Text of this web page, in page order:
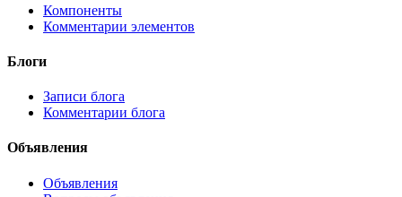
Компоненты
Комментарии элементов
Блоги
Записи блога
Комментарии блога
Объявления
Объявления